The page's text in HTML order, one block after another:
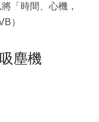
「時間、心機，
）
塵機